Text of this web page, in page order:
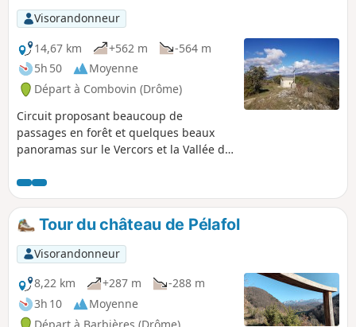
Visorandonneur
14,67 km
+562 m
-564 m
5h 50
Moyenne
Départ à Combovin (Drôme)
Circuit proposant beaucoup de
passages en forêt et quelques beaux
panoramas sur le Vercors et la Vallée du
Tour du château de Pélafol
Visorandonneur
8,22 km
+287 m
-288 m
3h 10
Moyenne